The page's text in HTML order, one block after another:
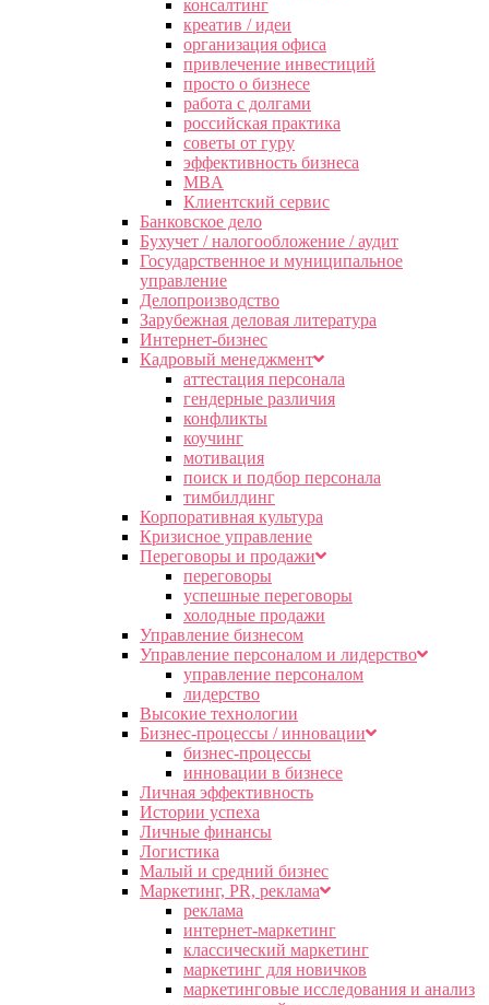
консалтинг
креатив / идеи
организация офиса
привлечение инвестиций
просто о бизнесе
работа с долгами
российская практика
советы от гуру
эффективность бизнеса
MBA
Клиентский сервис
Банковское дело
Бухучет / налогообложение / аудит
Государственное и муниципальное
управление
Делопроизводство
Зарубежная деловая литература
Интернет-бизнес
Кадровый менеджмент
аттестация персонала
гендерные различия
конфликты
коучинг
мотивация
поиск и подбор персонала
тимбилдинг
Корпоративная культура
Кризисное управление
Переговоры и продажи
переговоры
успешные переговоры
холодные продажи
Управление бизнесом
Управление персоналом и лидерство
управление персоналом
лидерство
Высокие технологии
Бизнес-процессы / инновации
бизнес-процессы
инновации в бизнесе
Личная эффективность
Истории успеха
Личные финансы
Логистика
Малый и средний бизнес
Маркетинг, PR, реклама
реклама
интернет-маркетинг
классический маркетинг
маркетинг для новичков
маркетинговые исследования и анализ